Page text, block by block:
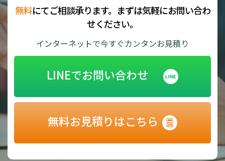
無料にてご相談承ります。まずは気軽にお問い合わ
せください。
インターネットで今すぐカンタンお見積り
LINEでお問い合わせ
無料お見積りはこちら